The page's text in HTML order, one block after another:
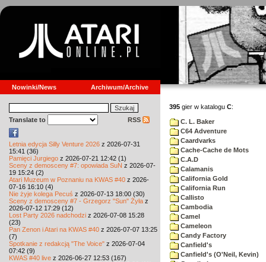
Nowinki/News Archiwum/Archive
Translate to RSS
Letnia edycja Silly Venture 2026 z 2026-07-31
15:41 (36)
Pamięci Jurgiego z 2026-07-21 12:42 (1)
Sceny z demosceny #7: opowiada SuN z 2026-07-
19 15:24 (2)
Atari Muzeum w Poznaniu na KWAS #40 z 2026-
07-16 16:10 (4)
Nie żyje kolega Pecuś z 2026-07-13 18:00 (30)
Sceny z demosceny #7 - Grzegorz "Sun" Żyła z
2026-07-12 17:29 (12)
Lost Party 2026 nadchodzi z 2026-07-08 15:28
(23)
Pan Zenon i Atari na KWAS #40 z 2026-07-07 13:25
(7)
Spotkanie z redakcją "The Voice" z 2026-07-04
07:42 (9)
KWAS #40 live z 2026-06-27 12:53 (167)
395 gier w katalogu C:
C. L. Baker
C64 Adventure
Caardvarks
Cache-Cache de Mots
C.A.D
Calamanis
California Gold
California Run
Callisto
Cambodia
Camel
Cameleon
Candy Factory
Canfield's
Canfield's (O'Neil, Kevin)